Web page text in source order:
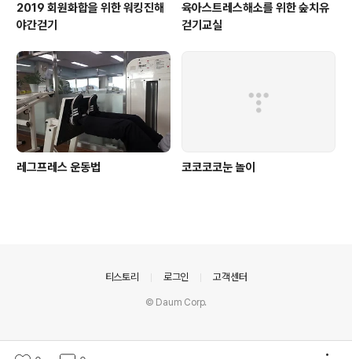
2019 회원화합을 위한 워킹진해
야간걷기
육아스트레스해소를 위한 숲치유
걷기교실
레그프레스 운동법 코코코코눈 놀이
티스토리 로그인 고객센터
© Daum Corp.